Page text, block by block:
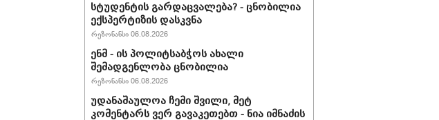
სტუდენტის გარდაცვალება? - ცნობილია
ექსპერტიზის დასკვნა
რეზონანსი 06.08.2026
ენმ - ის პოლიტსაბჭოს ახალი
შემადგენლობა ცნობილია
რეზონანსი 06.08.2026
უდანაშაულოა ჩემი შვილი, მეტ
კომენტარს ვერ გავაკეთებთ - ნია იმნაძის